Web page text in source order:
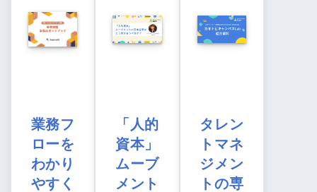
業務フ
ローを
わかり
やすく
「人的
資本」
ムーブ
メント
タレン
トマネ
ジメン
トの専